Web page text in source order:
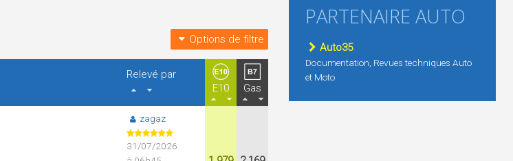
Options de filtre
Relevé par
E10
Gas
zagaz
31/07/2026
PARTENAIRE AUTO
Auto35
Documentation, Revues techniques Auto
et Moto